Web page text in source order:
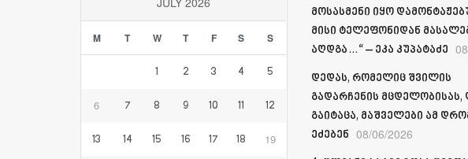
M T W T F S S
1 2 3 4 5
6 7 8 9 10 11 12
13 14 15 16 17 18 19
მოსასმენი იყო
მისი ტელეფონიდან
აღდგა…“ – ეკა კუპატაძე
დედას, რომელიც შვილის
გადარჩენის მცდელობისას,
გაიტაცა, მაშველები ამ
ეძებენ 08/06/2026